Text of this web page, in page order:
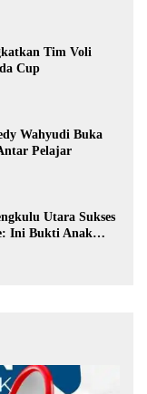
Tim Voli
Cup
Wahyudi Buka
Pelajar
Utara Sukses
Ini Bukti Anak